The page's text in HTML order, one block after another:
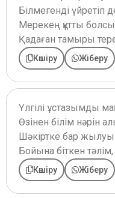
Білмегенді үйретіп
Мерекең құтты
Қадаған тамыры
Көшіру Жіберу
Үлгілі ұстазымды
Өзінен білім нәрін
Шәкіртке бар
Бойына біткен тәлім,
Көшіру Жіберу